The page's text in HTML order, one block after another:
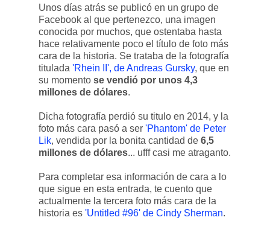
Unos días atrás se publicó en un grupo de
Facebook al que pertenezco, una imagen
conocida por muchos, que ostentaba hasta
hace relativamente poco el título de foto más
cara de la historia. Se trataba de la fotografía
titulada 'Rhein II', de Andreas Gursky, que en
su momento se vendió por unos 4,3
millones de dólares.
Dicha fotografía perdió su titulo en 2014, y la
foto más cara pasó a ser 'Phantom' de Peter
Lik, vendida por la bonita cantidad de 6,5
millones de dólares... ufff casi me atraganto.
Para completar esa información de cara a lo
que sigue en esta entrada, te cuento que
actualmente la tercera foto más cara de la
historia es 'Untitled #96' de Cindy Sherman.